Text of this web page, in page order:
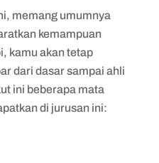
memang umumnya
kemampuan
kamu akan tetap
dari dasar sampai ahli
ini beberapa mata
di jurusan ini: